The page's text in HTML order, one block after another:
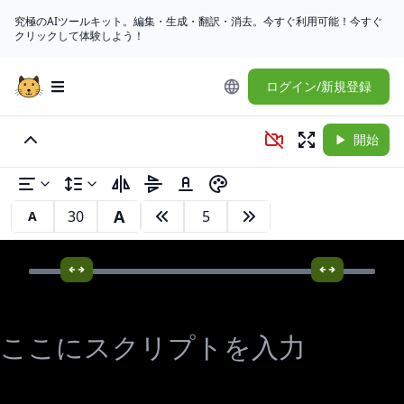
究極のAIツールキット。編集・生成・翻訳・消去。今すぐ利用可能！今すぐ
クリックして体験しよう！
Open main menu ログイン/新規登録
A A
開始